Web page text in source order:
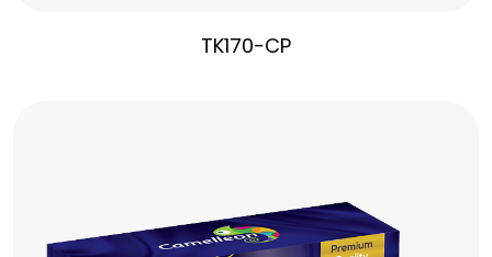
TK170-CP